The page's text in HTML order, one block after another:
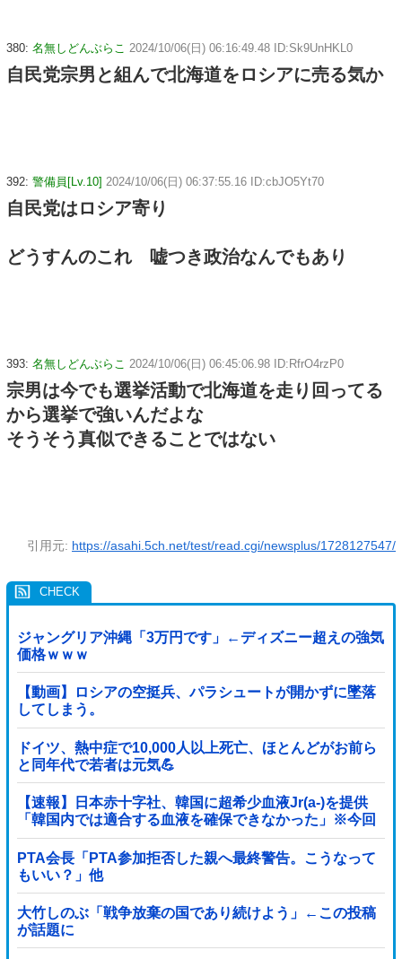
380: 名無しどんぶらこ 2024/10/06(日) 06:16:49.48 ID:Sk9UnHKL0
自民党宗男と組んで北海道をロシアに売る気か
392: 警備員[Lv.10] 2024/10/06(日) 06:37:55.16 ID:cbJO5Yt70
自民党はロシア寄り
どうすんのこれ 嘘つき政治なんでもあり
393: 名無しどんぶらこ 2024/10/06(日) 06:45:06.98 ID:RfrO4rzP0
宗男は今でも選挙活動で北海道を走り回ってる
から選挙で強いんだよな
そうそう真似できることではない
引用元: https://asahi.5ch.net/test/read.cgi/newsplus/1728127547/
ジャングリア沖縄「3万円です」←ディズニー超えの強気
価格ｗｗｗ
【動画】ロシアの空挺兵、パラシュートが開かずに墜落
してしまう。
ドイツ、熱中症で10,000人以上死亡、ほとんどがお前ら
と同年代で若者は元気💪
【速報】日本赤十字社、韓国に超希少血液Jr(a-)を提供
「韓国内では適合する血液を確保できなかった」※今回
で4回目
PTA会長「PTA参加拒否した親へ最終警告。こうなって
もいい？」他
大竹しのぶ「戦争放棄の国であり続けよう」←この投稿
が話題に